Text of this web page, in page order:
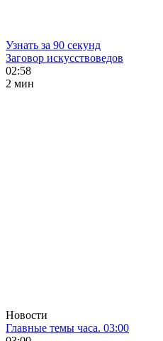
Узнать за 90 секунд
Заговор искусствоведов
02:58
2 мин
Новости
Главные темы часа. 03:00